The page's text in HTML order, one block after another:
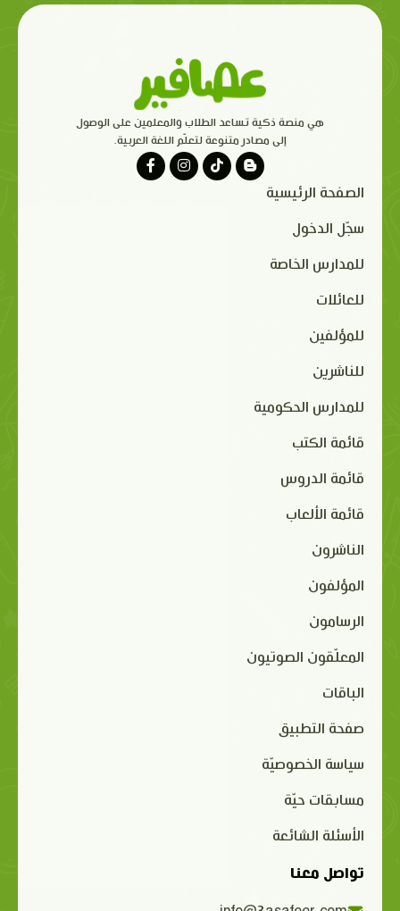
هي منصة ذكية تساعد الطلاب والمعلمين على الوصول
إلى مصادر متنوعة لتعلّم اللغة العربية.
الصفحة الرئيسية
سجّل الدخول
للمدارس الخاصة
للعائلات
للمؤلفين
للناشرين
للمدارس الحكومية
قائمة الكتب
قائمة الدروس
قائمة الألعاب
الناشرون
المؤلفون
الرسامون
المعلّقون الصوتيون
الباقات
صفحة التطبيق
سياسة الخصوصيّة
مسابقات حيّة
الأسئلة الشائعة
تواصل معنا